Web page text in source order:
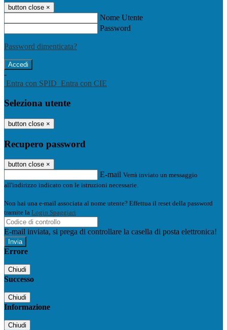
button close ×
Nome Utente
Password
Password dimenticata?
-
Entra con SPID Entra con CIE
Seleziona utente
button close ×
Recupero password
button close ×
E-mail Verrà inviato un messaggio
all'indirizzo indicato con le istruzioni necessarie.
Non hai una e-mail associata al nome utente? Effettua il reset della password
tramite la Login Spaggiari
E-mail inviata, si prega di controllare la casella di posta elettronica!
Errore
Chiudi
Successo
Chiudi
Informazione
Chiudi